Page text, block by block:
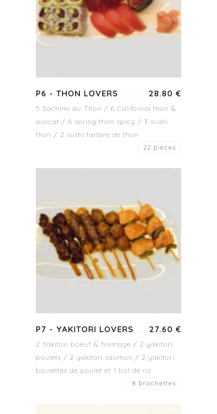
P6 - THON LOVERS 28.80 €
5 Sachimi au Thon / 6 California thon &
avocat / 6 spring thon spicy / 3 sushi
thon / 2 sushi tartare de thon
22 pièces
P7 - YAKITORI LOVERS 27.60 €
2 Yakitori boeuf & fromage / 2 yakitori
poulets / 2 yakitori saumon / 2 yakitori
boulettes de poulet et 1 bol de riz
8 brochettes